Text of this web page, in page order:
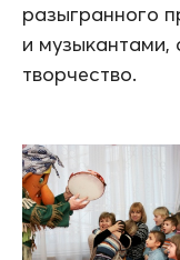
разыгранного
и музыкантами,
творчество.